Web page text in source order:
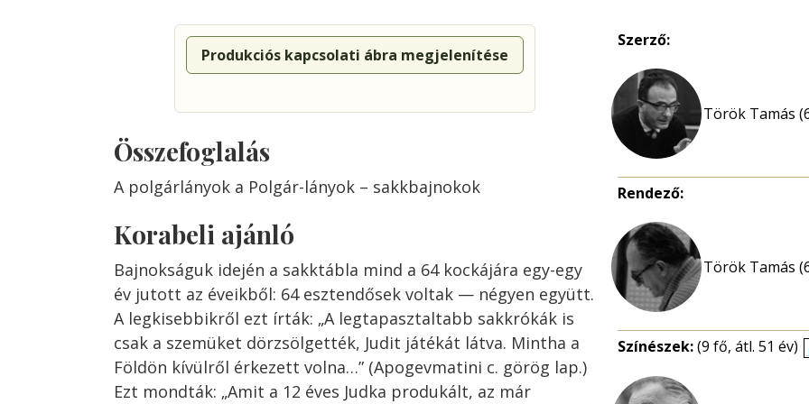
Produkciós kapcsolati ábra megjelenítése
Összefoglalás
A polgárlányok a Polgár-lányok – sakkbajnokok
Korabeli ajánló
Bajnokságuk idején a sakktábla mind a 64 kockájára egy-egy
év jutott az éveikből: 64 esztendősek voltak — négyen együtt.
A legkisebbikről ezt írták: „A legtapasztaltabb sakkrókák is
csak a szemüket dörzsölgették, Judit játékát látva. Mintha a
Földön kívülről érkezett volna…” (Apogevmatini c. görög lap.)
Ezt mondták: „Amit a 12 éves Judka produkált, az már
Szerző:
Török Tamás
Rendező:
Török Tamás
Színészek:(9 fő, átl. 51 év)